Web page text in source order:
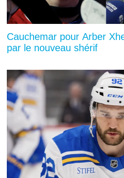
Cauchemar pour Arber
par le nouveau shérif